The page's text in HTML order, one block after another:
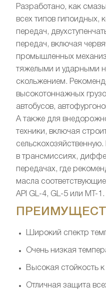
Разработано, как
всех типов гипоидных,
передач,
передач, включая
промышленных
тяжелыми и ударными
скольжением.
высокотоннажных
автобусов,
А также для
техники, включая
в трансмиссиях,
передачах, где
масла
API GL-4, GL-5 или MT-1.
Широкий спектр
Очень низкая
Высокая стойкость
Отличная защита